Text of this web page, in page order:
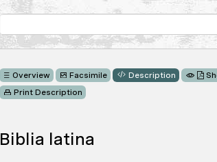
Overview Facsimile Description
Print Description
Biblia latina